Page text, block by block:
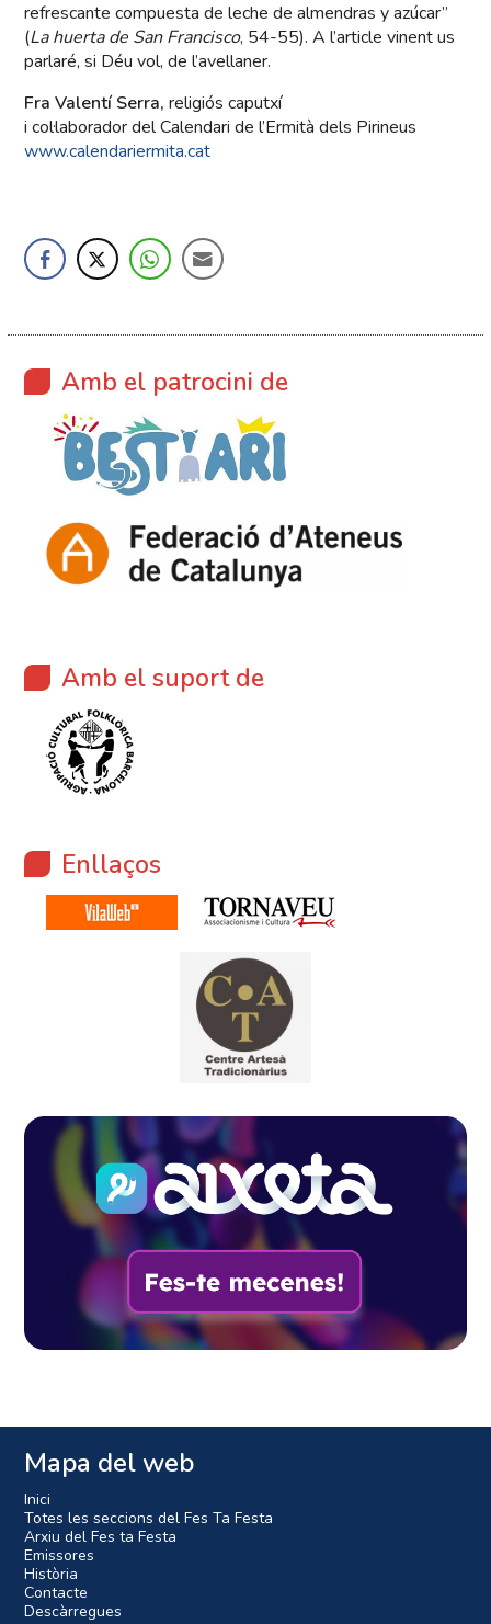
refrescante compuesta de leche de almendras y azúcar”
(La huerta de San Francisco, 54-55). A l’article vinent us
parlaré, si Déu vol, de l’avellaner.
Fra Valentí Serra, religiós caputxí
i col·laborador del Calendari de l’Ermità dels Pirineus
www.calendariermita.cat
Amb el patrocini de
Amb el suport de
Enllaços
Mapa del web
Inici
Totes les seccions del Fes Ta Festa
Arxiu del Fes ta Festa
Emissores
Història
Contacte
Descàrregues